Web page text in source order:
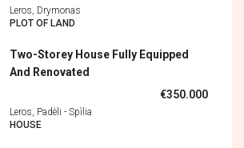
Leros, Drymonas
PLOT OF LAND
Two-Storey House Fully Equipped
And Renovated
€350.000
Leros, Padèli - Spìlia
HOUSE